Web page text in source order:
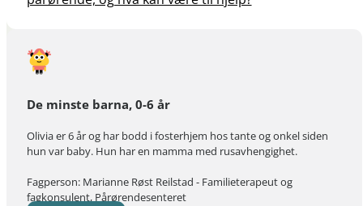
De minste barna, 0-6 år
Olivia er 6 år og har bodd i fosterhjem hos tante og onkel siden
hun var baby. Hun har en mamma med rusavhengighet.
Fagperson: Marianne Røst Reilstad - Familieterapeut og
fagkonsulent, Pårørendesenteret